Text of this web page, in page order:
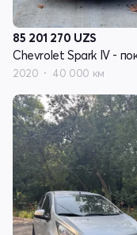
85 201 270 UZS
2020 40 000 км